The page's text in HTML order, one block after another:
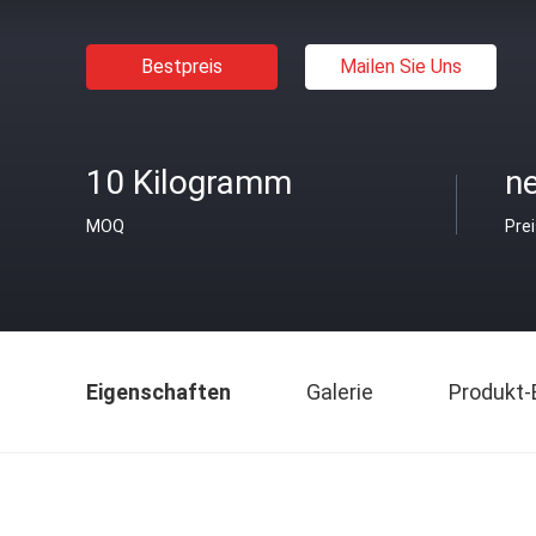
Bestpreis Mailen Sie Uns
10 Kilogramm
MOQ
Eigenschaften Galerie